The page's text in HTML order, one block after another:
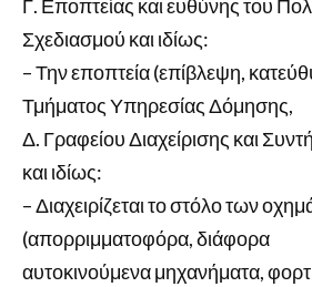
Γ. Εποπτείας και ευθύνης του
Σχεδιασμού και ιδίως:
– Την εποπτεία (επίβλεψη,
Τμήματος Υπηρεσίας Δόμησης,
Δ. Γραφείου Διαχείρισης και
και ιδίως:
– Διαχειρίζεται το στόλο των
(απορριμματοφόρα, διάφορα
αυτοκινούμενα μηχανήματα,